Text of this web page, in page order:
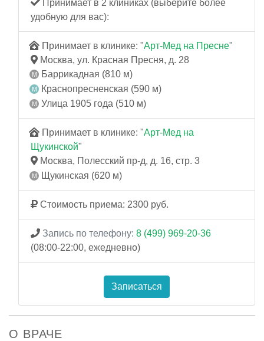
Принимает в 2 клиниках (выберите более
удобную для вас):
Принимает в клинике: "Арт-Мед на Пресне"
Москва, ул. Красная Пресня, д. 28
Баррикадная (810 м)
Краснопресненская (590 м)
Улица 1905 года (510 м)
Принимает в клинике: "Арт-Мед на
Щукинской"
Москва, Полесский пр-д, д. 16, стр. 3
Щукинская (620 м)
Стоимость приема: 2300 руб.
Запись по телефону: 8 (499) 969-20-36
(08:00-22:00, ежедневно)
Записаться
О ВРАЧЕ